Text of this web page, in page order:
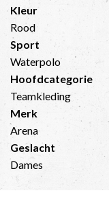
Kleur
Rood
Sport
Waterpolo
Hoofdcategorie
Teamkleding
Merk
Arena
Geslacht
Dames